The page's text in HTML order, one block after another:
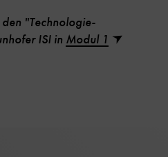
den "Technologie-
ISI in Modul 1